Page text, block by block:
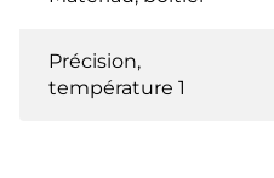
Précision,
température 1